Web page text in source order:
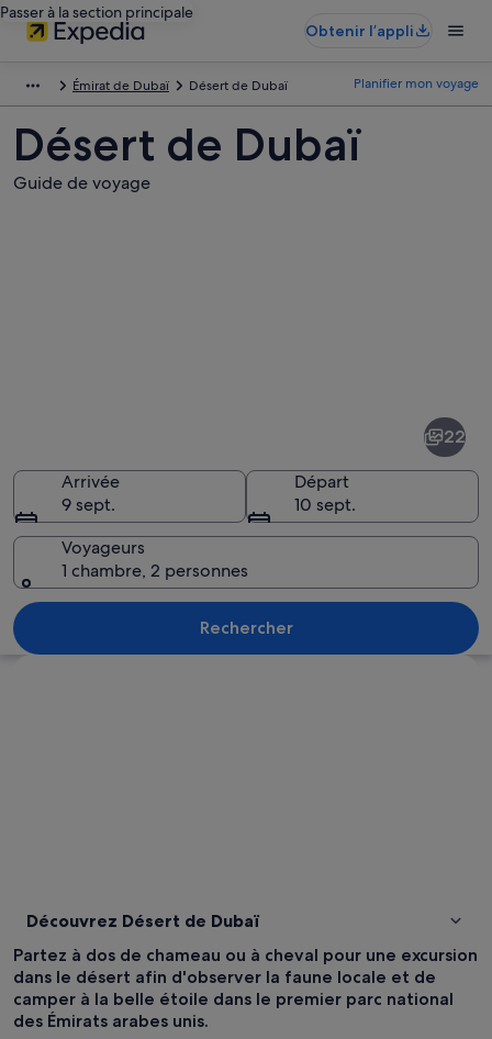
Passer à la section principale
Obtenir l’appli
Émirat de Dubaï Désert de Dubaï Planifier mon voyage
Désert de Dubaï
Guide de voyage
Dubaï
Un paysage désertique avec des
22
Arrivée
9 sept.
Départ
10 sept.
Voyageurs
1 chambre, 2 personnes
Rechercher
Découvrez Désert de Dubaï
Partez à dos de chameau ou à cheval pour une excursion
dans le désert afin d'observer la faune locale et de
camper à la belle étoile dans le premier parc national
des Émirats arabes unis.